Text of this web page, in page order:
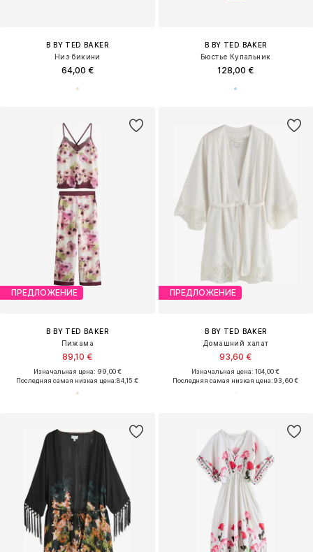
B BY TED BAKER
Низ бикини
64,00 €
B BY TED BAKER
Бюстье Купальник
128,00 €
ПРЕДЛОЖЕНИЕ
B BY TED BAKER
Пижама
89,10 €
Изначальная цена: 99,00 €
Последняя самая низкая цена:84,15 €
ПРЕДЛОЖЕНИЕ
B BY TED BAKER
Домашний халат
93,60 €
Изначальная цена: 104,00 €
Последняя самая низкая цена:93,60 €